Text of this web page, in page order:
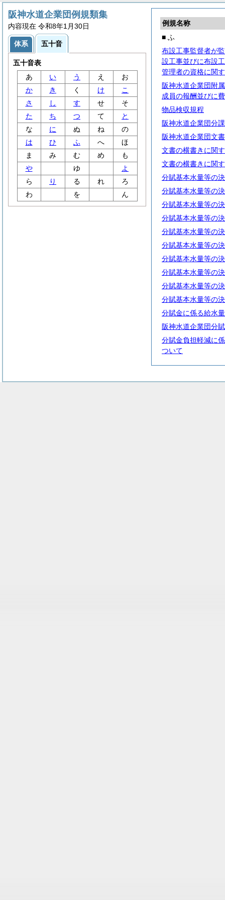
例規名称
■ ふ
布設工事監督者が
設工事並びに布設
管理者の資格に関
阪神水道企業団附
成員の報酬並びに
物品検収規程
阪神水道企業団分
阪神水道企業団文
文書の横書きに関
文書の横書きに関
分賦基本水量等の
分賦基本水量等の
分賦基本水量等の
分賦基本水量等の
分賦基本水量等の
分賦基本水量等の
分賦基本水量等の
分賦基本水量等の
分賦基本水量等の
分賦基本水量等の
分賦金に係る給水
阪神水道企業団分
分賦金負担軽減に
ついて
阪神水道企業団例規類集
内容現在 令和8年1月30日
体系 五十音
五十音表
あ
い う え
お
か
き く け
こ
さ
し す せ
そ
た
ち つ て
と
な
に ぬ ね
の
は
ひ ふ へ
ほ
ま
み む め
も
や
ゆ
よ
ら
り る れ
ろ
わ
を ん